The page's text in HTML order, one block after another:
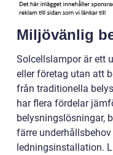
Miljövänlig
Solcellslampor är ett
eller företag utan att
från traditionella
har flera fördelar
belysningslösningar,
färre
ledningsinstallation.